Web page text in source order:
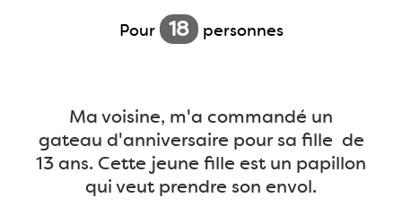
Pour 18 personnes
Ma voisine, m'a commandé un
gateau d'anniversaire pour sa fille de
13 ans. Cette jeune fille est un papillon
qui veut prendre son envol.